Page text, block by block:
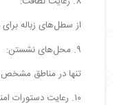
از سطل‌های زباله برای
تنها در مناطق